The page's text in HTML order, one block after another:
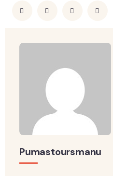
Pumastoursmanu